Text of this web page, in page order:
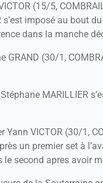
(15/5,
imposé au bout
dans la manche
GRAND (30/1,
MARILLIER
VICTOR (30/1,
un premier set à
le second apres avoir